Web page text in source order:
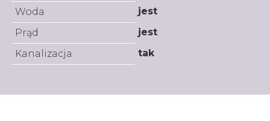
Woda
jest
Prąd
jest
Kanalizacja
tak